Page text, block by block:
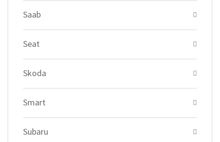
Saab
Seat
Skoda
Smart
Subaru